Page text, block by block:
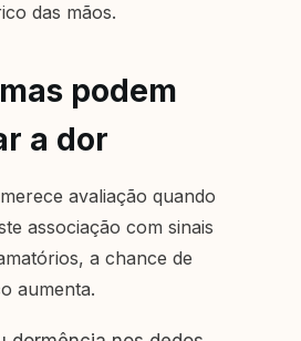
das mãos.
podem
a dor
avaliação quando
associação com sinais
a chance de
aumenta.